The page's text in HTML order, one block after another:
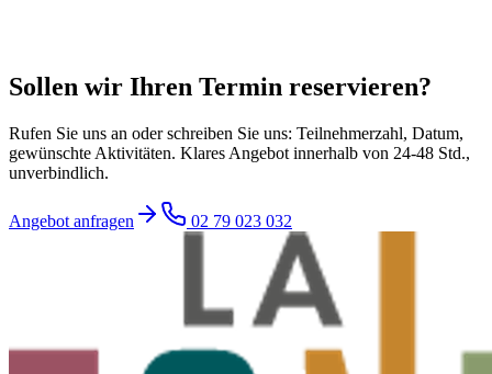
Sollen wir Ihren Termin reservieren?
Rufen Sie uns an oder schreiben Sie uns: Teilnehmerzahl, Datum,
gewünschte Aktivitäten. Klares Angebot innerhalb von 24-48 Std.,
unverbindlich.
Angebot anfragen 02 79 023 032